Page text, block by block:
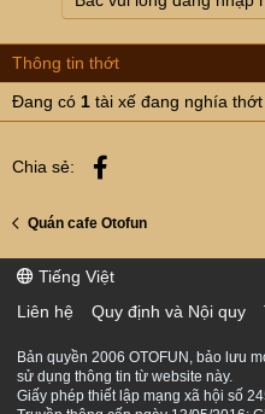
TOÀN VĂN: Nghị quyết 09/2026/NĐ-CP về
Chính phủ vừa ban
ngày 4/2/2026 về
thời hạn áp dụng
Thông tin thớt
Đang có 1 tài xế đang nghía
Chia sẻ:
Quán cafe Otofun
Tiếng Việt
Liên hệ
Quy định và Nội quy
Bản quyền 2006 OTOFUN, bảo lưu
sử dụng thông tin từ website này.
Giấy phép thiết lập mạng xã hội số